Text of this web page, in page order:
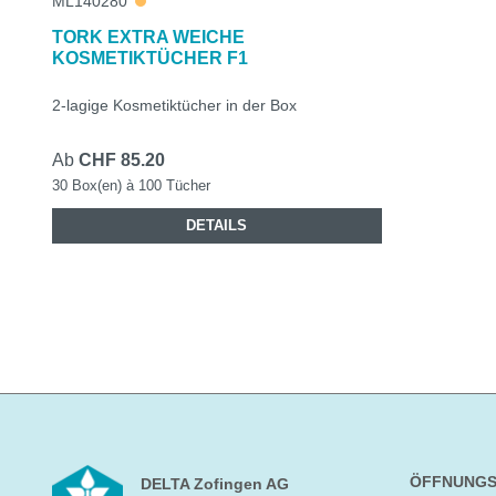
TORK EXTRA WEICHE
KOSMETIKTÜCHER F1
2-lagige Kosmetiktücher in der Box
Ab CHF 85.20
30 Box(en) à 100 Tücher
DETAILS
DELTA Zofingen AG